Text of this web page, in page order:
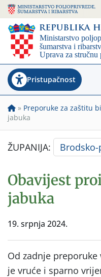
Pristupačnost
» Preporuke za zaštitu
jabuka
ŽUPANIJA: Brodsko-
Obavijest
jabuka
19. srpnja 2024.
Od zadnje
je vruće i sparno